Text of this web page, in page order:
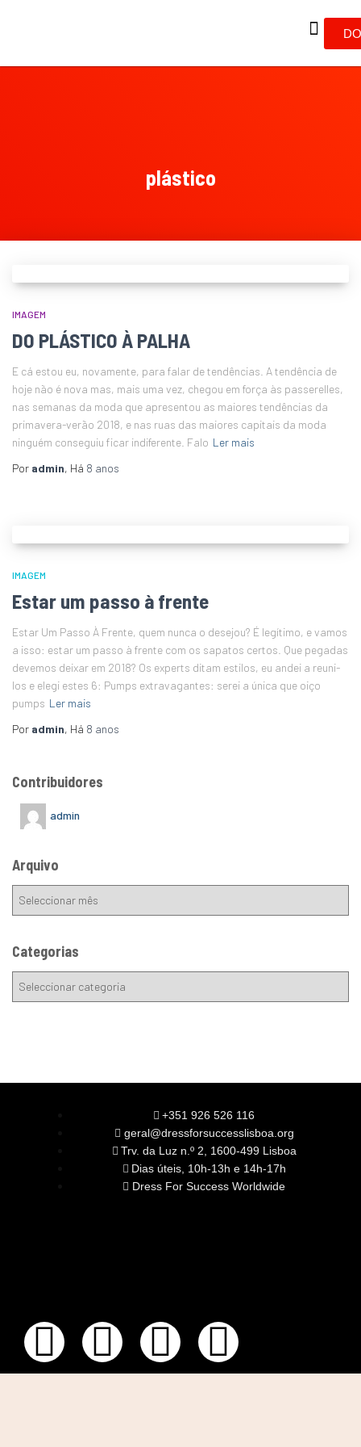
plástico
IMAGEM
DO PLÁSTICO À PALHA
E cá estou eu, novamente, para falar de tendências. A tendência de
hoje não é nova mas, mais uma vez, chegou em força às passerelles,
nas semanas da moda que apresentou as maiores tendências da
primavera-verão 2018, e nas ruas das maiores capitais da moda
ninguém conseguiu ficar indiferente. Falo Ler mais
Por admin, Há 8 anos
IMAGEM
Estar um passo à frente
Estar Um Passo À Frente, quem nunca o desejou? É legítimo, e vamos
a isso: estar um passo à frente com os sapatos certos. Que pegadas
devemos deixar em 2018? Os experts ditam estilos, eu andei a reuni-
los e elegi estes 6: Pumps extravagantes: serei a única que oiço
pumps Ler mais
Por admin, Há 8 anos
Contribuidores
admin
Arquivo
Categorias
+351 926 526 116
geral@dressforsuccesslisboa.org
Trv. da Luz n.º 2, 1600-499 Lisboa
Dias úteis, 10h-13h e 14h-17h
Dress For Success Worldwide